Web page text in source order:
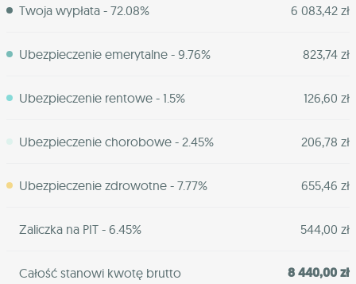
Twoja wypłata - 72.08% 6 083,42 zł
Ubezpieczenie emerytalne - 9.76% 823,74 zł
Ubezpieczenie rentowe - 1.5% 126,60 zł
Ubezpieczenie chorobowe - 2.45% 206,78 zł
Ubezpieczenie zdrowotne - 7.77% 655,46 zł
Zaliczka na PIT - 6.45% 544,00 zł
Całość stanowi kwotę brutto 8 440,00 zł